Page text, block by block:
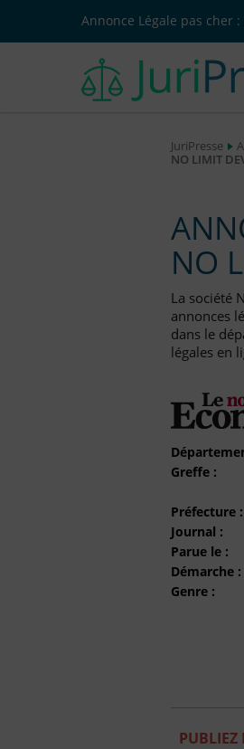
Annonce Légale pas cher
JuriPresse
NO LIMIT
NO
La société
annonces
dans le
légales en
Greffe :
Préfecture :
Journal :
Parue le :
Démarche :
Genre :
PUBLIEZ